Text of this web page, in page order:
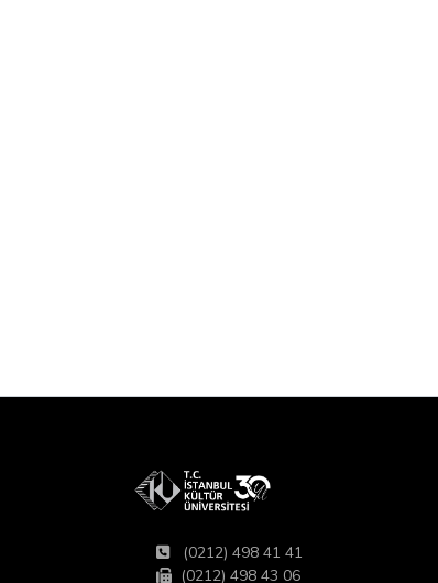
(0212) 498 41 41
(0212) 498 43 06